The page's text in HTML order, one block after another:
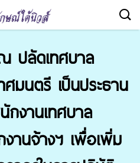
ปลัดเทศบาล
มนตรี เป็นประธาน
งานเทศบาล
งานจ้างฯ เพื่อเพิ่ม